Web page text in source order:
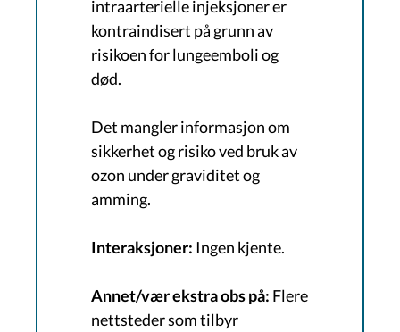
intraarterielle injeksjoner er
kontraindisert på grunn av
risikoen for lungeemboli og
død.
Det mangler informasjon om
sikkerhet og risiko ved bruk av
ozon under graviditet og
amming.
Interaksjoner: Ingen kjente.
Annet/vær ekstra obs på: Flere
nettsteder som tilbyr